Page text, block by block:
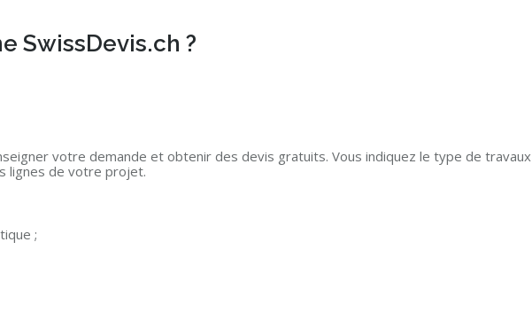
SwissDevis.ch ?
votre demande et obtenir des devis gratuits. Vous indiquez le type de travaux
lignes de votre projet.
;